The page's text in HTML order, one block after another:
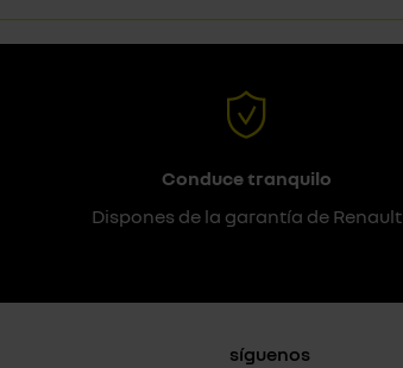
Conduce tranquilo
Dispones de la garantía de Renault
síguenos